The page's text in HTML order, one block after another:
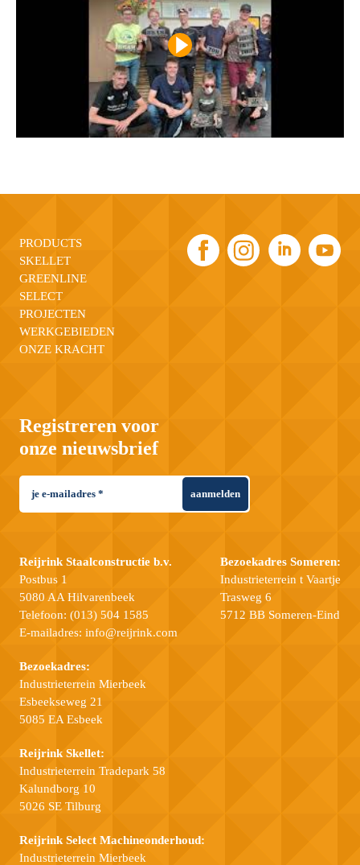
PRODUCTS
SKELLET
GREENLINE
SELECT
PROJECTEN
WERKGEBIEDEN
ONZE KRACHT
Registreren voor
onze nieuwsbrief
aanmelden
Reijrink Staalconstructie b.v.
Postbus 1
5080 AA Hilvarenbeek
Telefoon: (013) 504 1585
E-mailadres: info@reijrink.com
Bezoekadres:
Industrieterrein Mierbeek
Esbeekseweg 21
5085 EA Esbeek
Bezoekadres Someren:
Industrieterrein t Vaartje
Trasweg 6
5712 BB Someren-Eind
Reijrink Skellet:
Industrieterrein Tradepark 58
Kalundborg 10
5026 SE Tilburg
Reijrink Select Machineonderhoud:
Industrieterrein Mierbeek